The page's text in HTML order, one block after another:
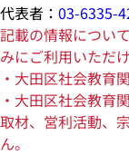
代表者： 03-6335-
記載の情報につい
みにご利用いただけ
・大田区社会教育
・大田区社会教育
取材、営利活動、
ん。